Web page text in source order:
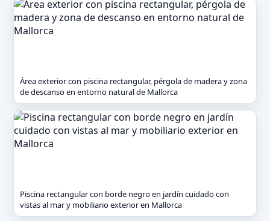
Área exterior con piscina rectangular, pérgola de madera y zona
de descanso en entorno natural de Mallorca
Piscina rectangular con borde negro en jardín cuidado con
vistas al mar y mobiliario exterior en Mallorca